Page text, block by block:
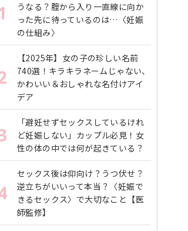
うなる？腟から入り一直線に向か
った先に待っているのは…〈妊娠
の仕組み〉
【2025年】女の子の珍しい名前
740選！キラキラネームじゃない、
かわいい＆おしゃれな名付けアイ
デア
「避妊せずセックスしているけれ
ど妊娠しない」カップル必見！女
性の体の中では何が起きている？
セックス後は仰向け？うつ伏せ？
逆立ちがいいって本当？〈妊娠で
きるセックス〉で大切なこと【医
師監修】